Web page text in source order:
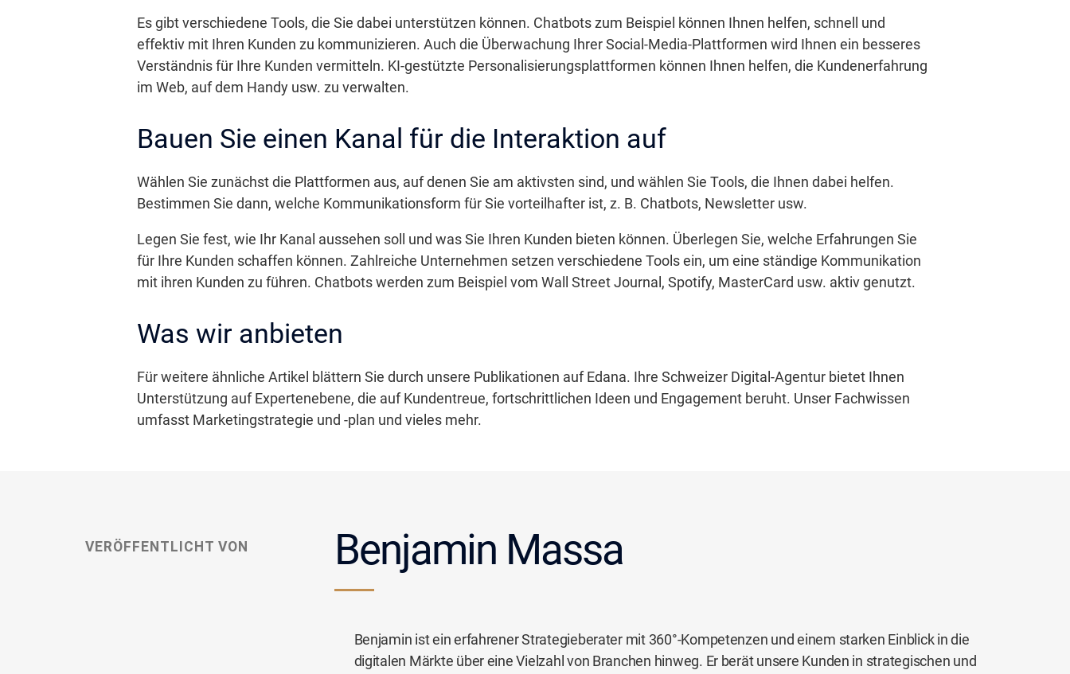
Es gibt verschiedene Tools, die Sie dabei unterstützen können. Chatbots zum Beispiel können Ihnen helfen, schnell und
effektiv mit Ihren Kunden zu kommunizieren. Auch die Überwachung Ihrer Social-Media-Plattformen wird Ihnen ein besseres
Verständnis für Ihre Kunden vermitteln. KI-gestützte Personalisierungsplattformen können Ihnen helfen, die Kundenerfahrung
im Web, auf dem Handy usw. zu verwalten.
Bauen Sie einen Kanal für die Interaktion auf
Wählen Sie zunächst die Plattformen aus, auf denen Sie am aktivsten sind, und wählen Sie Tools, die Ihnen dabei helfen.
Bestimmen Sie dann, welche Kommunikationsform für Sie vorteilhafter ist, z. B. Chatbots, Newsletter usw.
Legen Sie fest, wie Ihr Kanal aussehen soll und was Sie Ihren Kunden bieten können. Überlegen Sie, welche Erfahrungen Sie
für Ihre Kunden schaffen können. Zahlreiche Unternehmen setzen verschiedene Tools ein, um eine ständige Kommunikation
mit ihren Kunden zu führen. Chatbots werden zum Beispiel vom Wall Street Journal, Spotify, MasterCard usw. aktiv genutzt.
Was wir anbieten
Für weitere ähnliche Artikel blättern Sie durch unsere Publikationen auf Edana. Ihre Schweizer Digital-Agentur bietet Ihnen
Unterstützung auf Expertenebene, die auf Kundentreue, fortschrittlichen Ideen und Engagement beruht. Unser Fachwissen
umfasst Marketingstrategie und -plan und vieles mehr.
VERÖFFENTLICHT VON Benjamin Massa
Benjamin ist ein erfahrener Strategieberater mit 360°-Kompetenzen und einem starken Einblick in die
digitalen Märkte über eine Vielzahl von Branchen hinweg. Er berät unsere Kunden in strategischen und